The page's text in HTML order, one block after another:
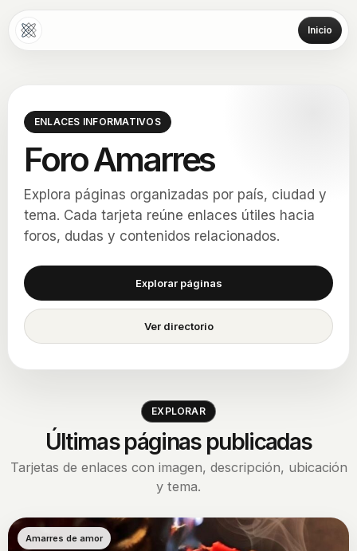
Inicio
ENLACES INFORMATIVOS
Foro Amarres
Explora páginas organizadas por país, ciudad y
tema. Cada tarjeta reúne enlaces útiles hacia
foros, dudas y contenidos relacionados.
Explorar páginas
Ver directorio
EXPLORAR
Últimas páginas publicadas
Tarjetas de enlaces con imagen, descripción, ubicación
y tema.
Amarres de amor